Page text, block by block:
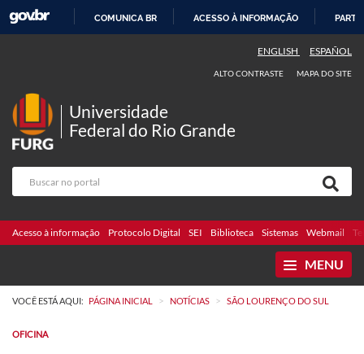
COMUNICA BR ACESSO À INFORMAÇÃO
ENGLISH ESPAÑOL
ALTO CONTRASTE MAPA DO SITE
Universidade
Federal do Rio Grande
Acesso à informação Protocolo Digital SEI Biblioteca Sistemas Webmail
MENU
VOCÊ ESTÁ AQUI: PÁGINA INICIAL > NOTÍCIAS > SÃO LOURENÇO DO SUL
OFICINA